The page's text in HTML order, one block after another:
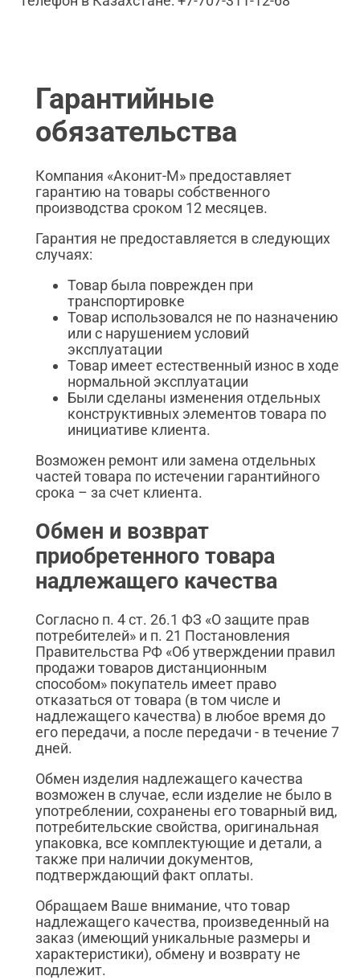
Гарантийные
обязательства
Компания «Аконит-М» предоставляет
гарантию на товары собственного
производства сроком 12 месяцев.
Гарантия не предоставляется в следующих
случаях:
Товар была поврежден при
транспортировке
Товар использовался не по назначению
или с нарушением условий
эксплуатации
Товар имеет естественный износ в ходе
нормальной эксплуатации
Были сделаны изменения отдельных
конструктивных элементов товара по
инициативе клиента.
Возможен ремонт или замена отдельных
частей товара по истечении гарантийного
срока – за счет клиента.
Обмен и возврат
приобретенного товара
надлежащего качества
Согласно п. 4 ст. 26.1 ФЗ «О защите прав
потребителей» и п. 21 Постановления
Правительства РФ «Об утверждении правил
продажи товаров дистанционным
способом» покупатель имеет право
отказаться от товара (в том числе и
надлежащего качества) в любое время до
его передачи, а после передачи - в течение 7
дней.
Обмен изделия надлежащего качества
возможен в случае, если изделие не было в
употреблении, сохранены его товарный вид,
потребительские свойства, оригинальная
упаковка, все комплектующие и детали, а
также при наличии документов,
подтверждающий факт оплаты.
Обращаем Ваше внимание, что товар
надлежащего качества, произведенный на
заказ (имеющий уникальные размеры и
характеристики), обмену и возврату не
подлежит.